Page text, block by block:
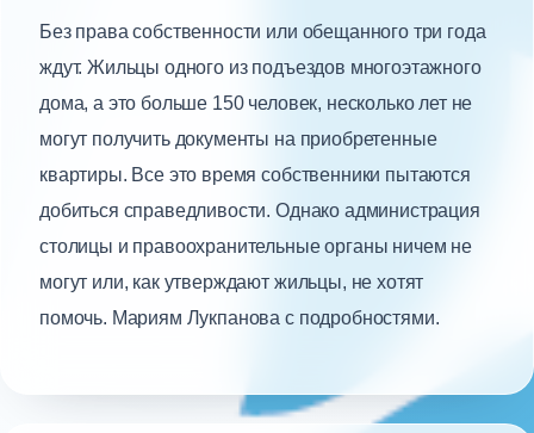
Без права собственности или обещанного три года
ждут. Жильцы одного из подъездов многоэтажного
дома, а это больше 150 человек, несколько лет не
могут получить документы на приобретенные
квартиры. Все это время собственники пытаются
добиться справедливости. Однако администрация
столицы и правоохранительные органы ничем не
могут или, как утверждают жильцы, не хотят
помочь. Мариям Лукпанова с подробностями.